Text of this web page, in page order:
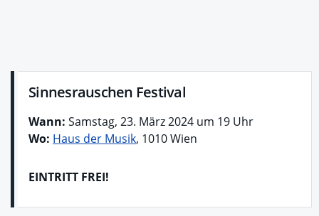
Sinnesrauschen Festival
Wann: Samstag, 23. März 2024 um 19 Uhr
Wo: Haus der Musik, 1010 Wien
EINTRITT FREI!